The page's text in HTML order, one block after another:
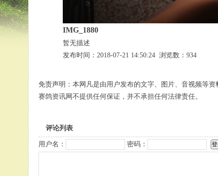
IMG_1880
暂无描述
发布时间：2018-07-21 14:50:24 浏览数：934
免责声明：本网凡是由用户发布的文字、图片、音视频等
赛鸽资讯网不提供任何保证，并不承担任何法律责任。
评论列表
用户名： 密码：